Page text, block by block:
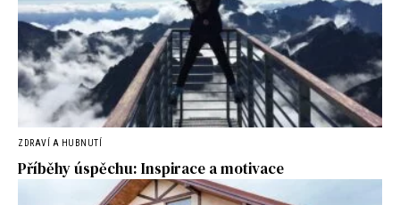
ZDRAVÍ A HUBNUTÍ
Příběhy úspěchu: Inspirace a motivace